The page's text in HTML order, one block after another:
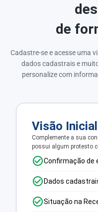
de
Cadastre-se e acesse uma
dados cadastrais e
personalize com
Visão Inicial
Complemente a sua
possui algum protesto
Confirmação de
Dados
Situação na